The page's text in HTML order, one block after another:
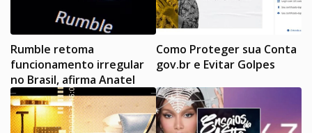
Rumble retoma
funcionamento irregular
no Brasil, afirma Anatel
Como Proteger sua Conta
gov.br e Evitar Golpes